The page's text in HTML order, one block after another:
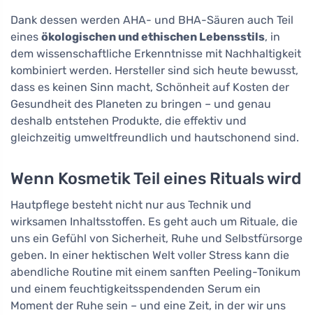
Dank dessen werden AHA- und BHA-Säuren auch Teil
eines ökologischen und ethischen Lebensstils, in
dem wissenschaftliche Erkenntnisse mit Nachhaltigkeit
kombiniert werden. Hersteller sind sich heute bewusst,
dass es keinen Sinn macht, Schönheit auf Kosten der
Gesundheit des Planeten zu bringen – und genau
deshalb entstehen Produkte, die effektiv und
gleichzeitig umweltfreundlich und hautschonend sind.
Wenn Kosmetik Teil eines Rituals wird
Hautpflege besteht nicht nur aus Technik und
wirksamen Inhaltsstoffen. Es geht auch um Rituale, die
uns ein Gefühl von Sicherheit, Ruhe und Selbstfürsorge
geben. In einer hektischen Welt voller Stress kann die
abendliche Routine mit einem sanften Peeling-Tonikum
und einem feuchtigkeitsspendenden Serum ein
Moment der Ruhe sein – und eine Zeit, in der wir uns